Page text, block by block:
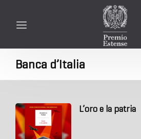
Banca d’Italia
L’oro e la patria